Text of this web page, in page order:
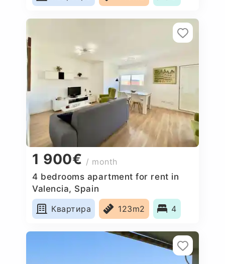
1 900€ / month
4 bedrooms apartment for rent in
Valencia, Spain
Квартира
123m2 4